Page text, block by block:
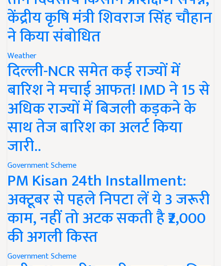
केंद्रीय कृषि मंत्री शिवराज सिंह चौहान
ने किया संबोधित
Weather
दिल्ली-NCR समेत कई राज्यों में
बारिश ने मचाई आफत! IMD ने 15 से
अधिक राज्यों में बिजली कड़कने के
साथ तेज बारिश का अलर्ट किया
जारी..
Government Scheme
PM Kisan 24th Installment:
अक्टूबर से पहले निपटा लें ये 3 जरूरी
काम, नहीं तो अटक सकती है ₹2,000
की अगली किस्त
Government Scheme